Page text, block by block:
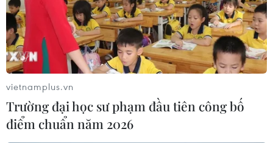
vietnamplus.vn
Trường đại học sư phạm đầu tiên công bố
điểm chuẩn năm 2026